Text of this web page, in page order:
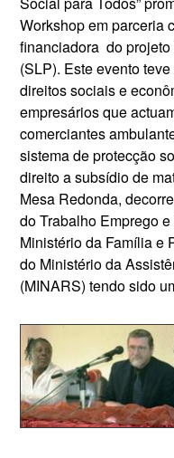
Workshop em parceria
financiadora do
(SLP). Este evento
direitos sociais e
empresários que
comerciantes
sistema de protecção
direito a subsídio de
Mesa Redonda,
do Trabalho Emprego
Ministério da Família e
do Ministério da
(MINARS) tendo sido